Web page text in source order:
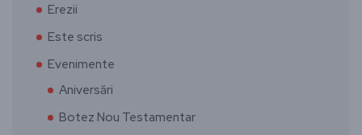
Erezii
Este scris
Evenimente
Aniversări
Botez Nou Testamentar